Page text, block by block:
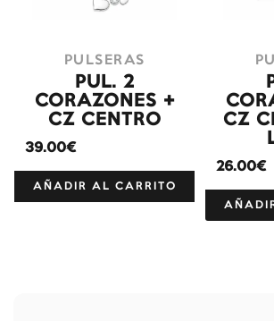
PULSERAS
PUL. 2
CORAZONES +
CZ CENTRO
39.00€
AÑADIR AL CARRITO
CZ
26.00€